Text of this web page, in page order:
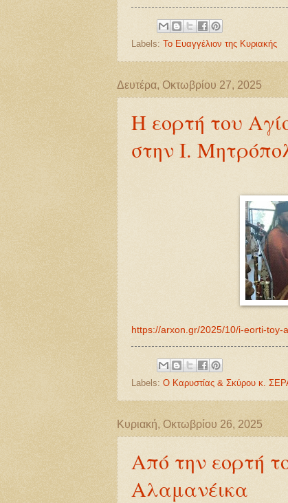
Labels: Το Ευαγγέλιον της Κυριακής
Δευτέρα, Οκτωβρίου 27, 2025
Η εορτή του
στην Ι.
https://arxon.gr/2025/10/i-eorti-
Labels: Ο Καρυστίας & Σκύρου κ.
Κυριακή, Οκτωβρίου 26, 2025
Από την εορτή
Αλαμανέικα